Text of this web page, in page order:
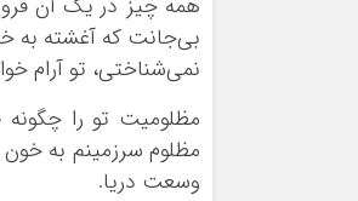
همه چیز در یک آن
بی‌جانت که آغشته به
نمی‌شناختی، تو آرام
مظلومیت تو را
مظلوم سرزمینم به
وسعت دریا.